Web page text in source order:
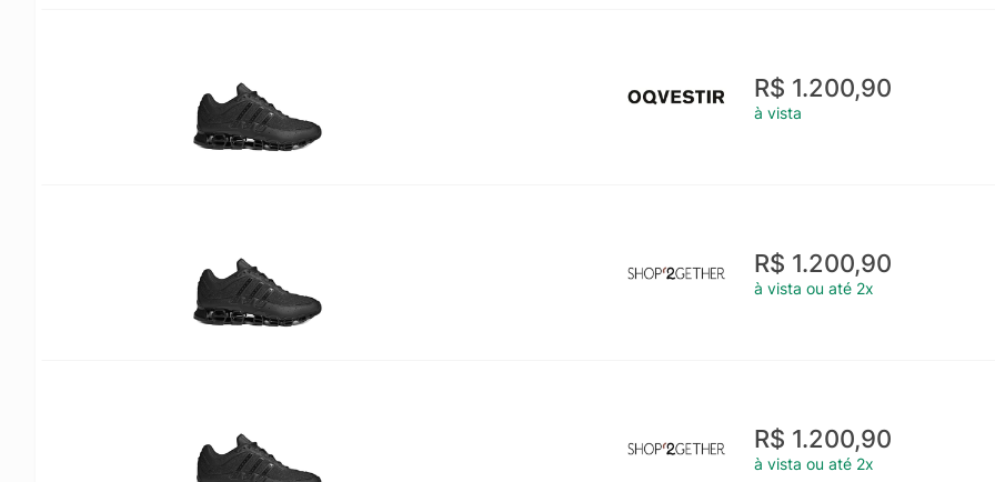
R$ 1.200,90
à vista
R$ 1.200,90
à vista ou até 2x
R$ 1.200,90
à vista ou até 2x